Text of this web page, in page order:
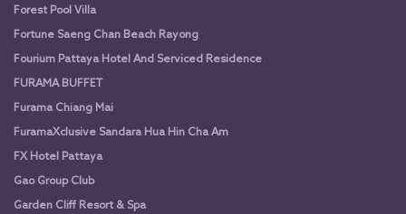
Forest Pool Villa
Fortune Saeng Chan Beach Rayong
Fourium Pattaya Hotel And Serviced Residence
FURAMA BUFFET
Furama Chiang Mai
FuramaXclusive Sandara Hua Hin Cha Am
FX Hotel Pattaya
Gao Group Club
Garden Cliff Resort & Spa